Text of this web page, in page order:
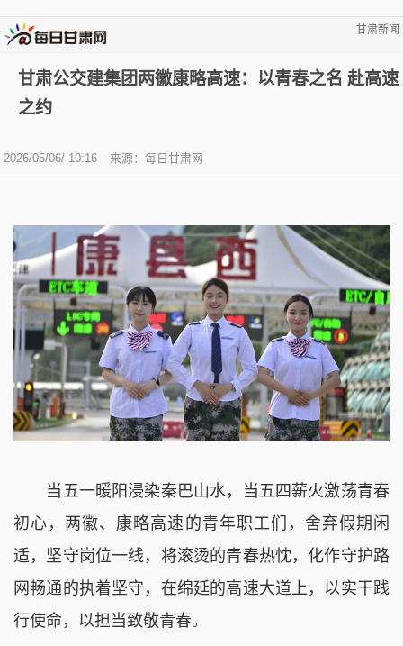
甘肃新闻
甘肃公交建集团两徽康略高速：以青春之名 赴高速
之约
2026/05/06/ 10:16 来源： 每日甘肃网
当五一暖阳浸染秦巴山水，当五四薪火激荡青春
初心，两徽、 康略高速 的青年职工们，舍弃假期闲
适，坚守岗位一线，将滚烫的青春热忱，化作守护路
网畅通的执着坚守，在绵延的高速大道上，以实干践
行使命，以担当致敬青春。